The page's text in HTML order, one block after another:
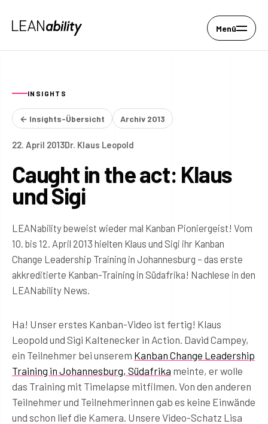
Menü
INSIGHTS
← Insights-Übersicht Archiv 2013
22. April 2013Dr. Klaus Leopold
Caught in the act: Klaus
und Sigi
LEANability beweist wieder mal Kanban Pioniergeist! Vom
10. bis 12. April 2013 hielten Klaus und Sigi ihr Kanban
Change Leadership Training in Johannesburg – das erste
akkreditierte Kanban-Training in Südafrika! Nachlese in den
LEANability News.
Ha! Unser erstes Kanban-Video ist fertig! Klaus
Leopold und Sigi Kaltenecker in Action. David Campey,
ein Teilnehmer bei unserem Kanban Change Leadership
Training in Johannesburg, Südafrika meinte, er wolle
das Training mit Timelapse mitfilmen. Von den anderen
Teilnehmer und Teilnehmerinnen gab es keine Einwände
und schon lief die Kamera. Unsere Video-Schatz Lisa